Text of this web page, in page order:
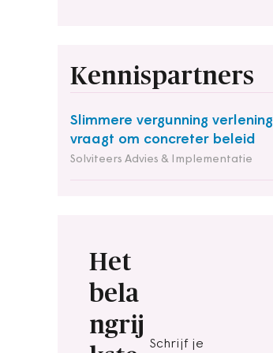
Kennispartners
Slimmere vergunning verlening
vraagt om concreter beleid
Solviteers Advies & Implementatie
Het
bela
ngrij
Schrijf je